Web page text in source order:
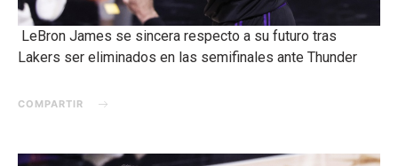
LeBron James se sincera respecto a su futuro tras
Lakers ser eliminados en las semifinales ante Thunder
COMPARTIR